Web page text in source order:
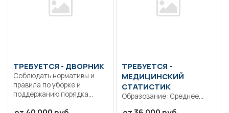
ТРЕБУЕТСЯ - ДВОРНИК
Соблюдать нормативы и
правила по уборке и
поддержанию порядка...
ТРЕБУЕТСЯ -
МЕДИЦИНСКИЙ
СТАТИСТИК
Образование: Среднее